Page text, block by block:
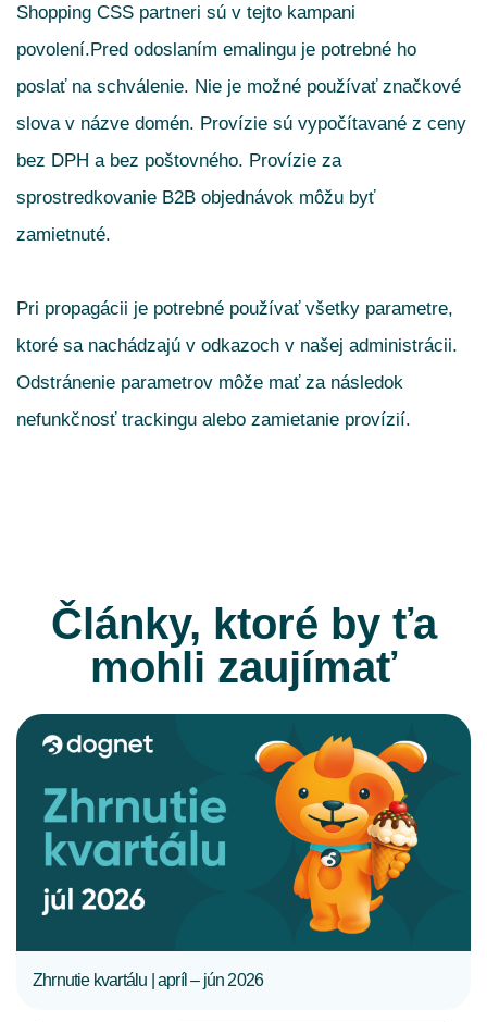
Shopping CSS partneri sú v tejto kampani
povolení.Pred odoslaním emalingu je potrebné ho
poslať na schválenie. Nie je možné používať značkové
slova v názve domén. Provízie sú vypočítavané z ceny
bez DPH a bez poštovného. Provízie za
sprostredkovanie B2B objednávok môžu byť
zamietnuté.
Pri propagácii je potrebné používať všetky parametre,
ktoré sa nachádzajú v odkazoch v našej administrácii.
Odstránenie parametrov môže mať za následok
nefunkčnosť trackingu alebo zamietanie provízií.
Články, ktoré by ťa
mohli zaujímať
Zhrnutie kvartálu | apríl – jún 2026